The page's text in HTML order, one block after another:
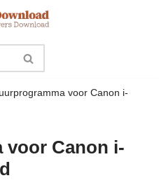
voor Canon i-
voor Canon i-